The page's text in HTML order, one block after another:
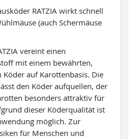
RATZIA wirkt schnell
(auch Schermäuse
vereint einen
mit einem bewährten,
auf Karottenbasis. Die
den Köder aufquellen, der
besonders attraktiv für
dieser Köderqualität ist
möglich. Zur
für Menschen und